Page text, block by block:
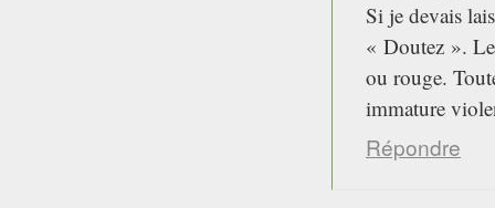
Si je devais
« Doutez ».
ou rouge.
immature
Répondre